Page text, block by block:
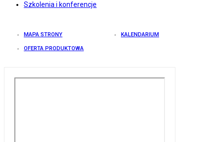
Szkolenia i konferencje
MAPA STRONY KALENDARIUM
OFERTA PRODUKTOWA